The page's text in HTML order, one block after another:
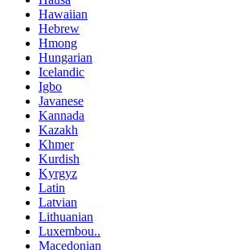
Hawaiian
Hebrew
Hmong
Hungarian
Icelandic
Igbo
Javanese
Kannada
Kazakh
Khmer
Kurdish
Kyrgyz
Latin
Latvian
Lithuanian
Luxembou..
Macedonian